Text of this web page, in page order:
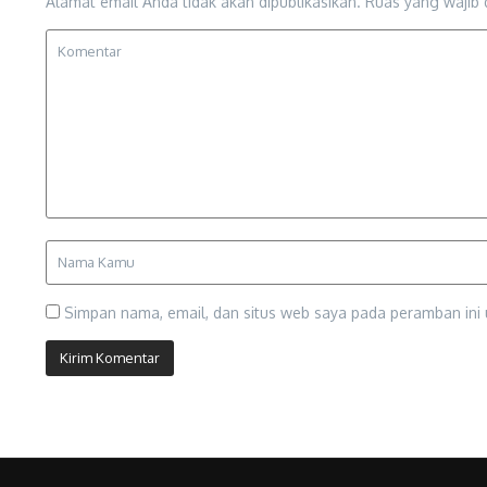
Simpan nama, email, dan situs web saya pada peramban